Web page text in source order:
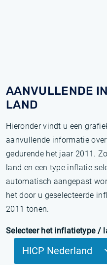
AANVULLENDE
LAND
Hieronder vindt u een
aanvullende informatie
gedurende het jaar 2011.
land en een type inflatie
automatisch aangepast
het door u geselecteerde
2011 tonen.
Selecteer het inflatietype /
HICP Nederland